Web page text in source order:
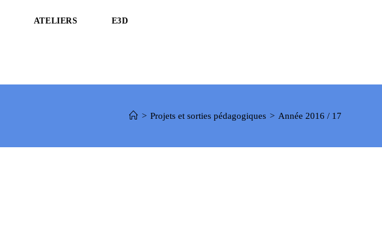
ATELIERS E3D
> Projets et sorties pédagogiques > Année 2016 / 17